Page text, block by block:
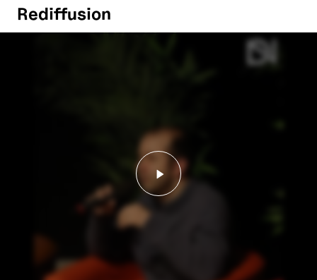
Rediffusion
Lancer la vidéo - Alexis